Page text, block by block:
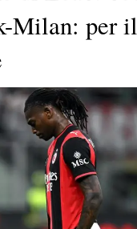
Milan: per